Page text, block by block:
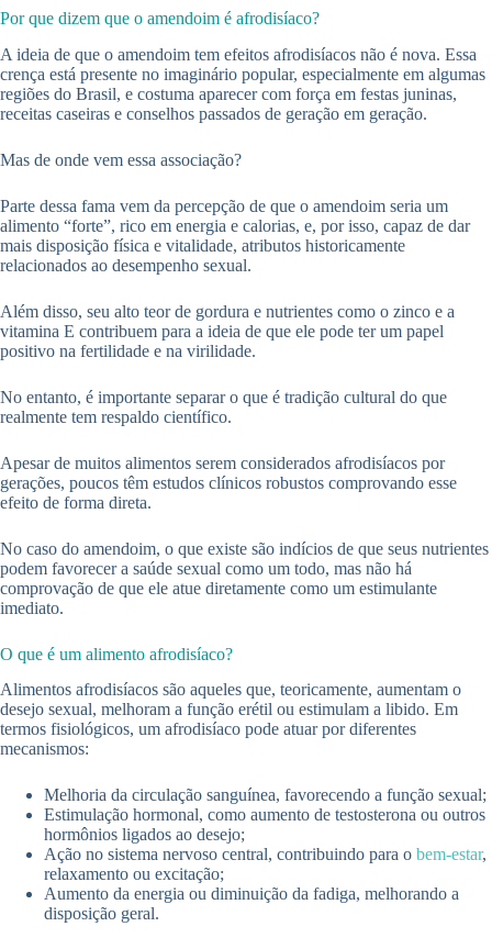
Por que dizem que o amendoim é afrodisíaco?
A ideia de que o amendoim tem efeitos afrodisíacos não é nova. Essa
crença está presente no imaginário popular, especialmente em algumas
regiões do Brasil, e costuma aparecer com força em festas juninas,
receitas caseiras e conselhos passados de geração em geração.
Mas de onde vem essa associação?
Parte dessa fama vem da percepção de que o amendoim seria um
alimento “forte”, rico em energia e calorias, e, por isso, capaz de dar
mais disposição física e vitalidade, atributos historicamente
relacionados ao desempenho sexual.
Além disso, seu alto teor de gordura e nutrientes como o zinco e a
vitamina E contribuem para a ideia de que ele pode ter um papel
positivo na fertilidade e na virilidade.
No entanto, é importante separar o que é tradição cultural do que
realmente tem respaldo científico.
Apesar de muitos alimentos serem considerados afrodisíacos por
gerações, poucos têm estudos clínicos robustos comprovando esse
efeito de forma direta.
No caso do amendoim, o que existe são indícios de que seus nutrientes
podem favorecer a saúde sexual como um todo, mas não há
comprovação de que ele atue diretamente como um estimulante
imediato.
O que é um alimento afrodisíaco?
Alimentos afrodisíacos são aqueles que, teoricamente, aumentam o
desejo sexual, melhoram a função erétil ou estimulam a libido. Em
termos fisiológicos, um afrodisíaco pode atuar por diferentes
mecanismos:
Melhoria da circulação sanguínea, favorecendo a função sexual;
Estimulação hormonal, como aumento de testosterona ou outros
hormônios ligados ao desejo;
Ação no sistema nervoso central, contribuindo para o bem-estar,
relaxamento ou excitação;
Aumento da energia ou diminuição da fadiga, melhorando a
disposição geral.